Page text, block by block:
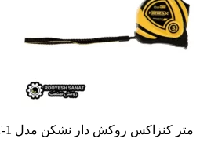
متر کنزاکس روکش دار نشکن مدل KMT-1